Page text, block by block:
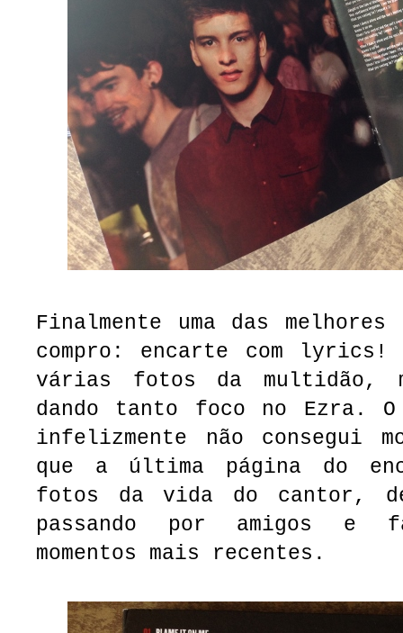
Finalmente uma das
compro: encarte com lyrics!
várias fotos da multidão,
dando tanto foco no Ezra.
infelizmente não consegui
que a última página do
fotos da vida do cantor,
passando por amigos e
momentos mais recentes.